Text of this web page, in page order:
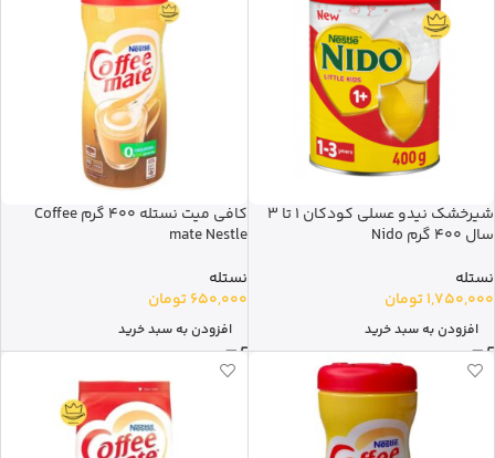
شیرخشک نیدو عسلی کودکان 1 تا 3
سال 400 گرم Nido
نستله
1,750,000تومان
افزودن به سبد خرید
کافی میت نستله 400 گرم Coffee
mate Nestle
نستله
650,000 تومان
افزودن به سبد خرید